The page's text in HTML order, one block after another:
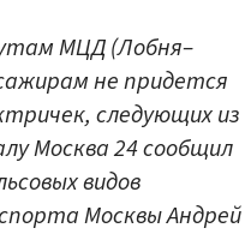
МЦД (Лобня–
не придется
следующих из
Москва 24 сообщил
видов
Москвы Андрей